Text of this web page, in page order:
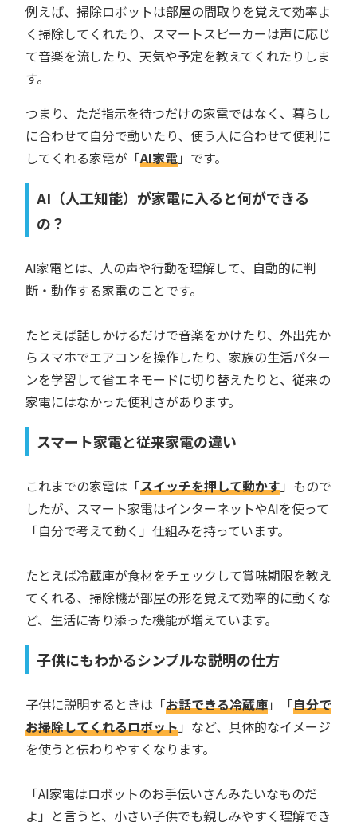
例えば、掃除ロボットは部屋の間取りを覚えて効率よ
く掃除してくれたり、スマートスピーカーは声に応じ
て音楽を流したり、天気や予定を教えてくれたりしま
す。
つまり、ただ指示を待つだけの家電ではなく、暮らし
に合わせて自分で動いたり、使う人に合わせて便利に
してくれる家電が「AI家電」です。
AI（人工知能）が家電に入ると何ができる
の？
AI家電とは、人の声や行動を理解して、自動的に判
断・動作する家電のことです。
たとえば話しかけるだけで音楽をかけたり、外出先か
らスマホでエアコンを操作したり、家族の生活パター
ンを学習して省エネモードに切り替えたりと、従来の
家電にはなかった便利さがあります。
スマート家電と従来家電の違い
これまでの家電は「スイッチを押して動かす」もので
したが、スマート家電はインターネットやAIを使って
「自分で考えて動く」仕組みを持っています。
たとえば冷蔵庫が食材をチェックして賞味期限を教え
てくれる、掃除機が部屋の形を覚えて効率的に動くな
ど、生活に寄り添った機能が増えています。
子供にもわかるシンプルな説明の仕方
子供に説明するときは「お話できる冷蔵庫」「自分で
お掃除してくれるロボット」など、具体的なイメージ
を使うと伝わりやすくなります。
「AI家電はロボットのお手伝いさんみたいなものだ
よ」と言うと、小さい子供でも親しみやすく理解でき